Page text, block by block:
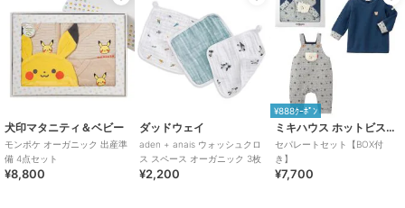
犬印マタニティ＆ベビー
モンポケ オーガニック 出産準
備 4点セット
¥8,800
ダッドウェイ
aden + anais ウォッシュクロ
ス スペース オーガニック 3枚
¥2,200
¥888ｸｰﾎﾟﾝ
ミキハウス ホットビスケッツ
セパレートセット【BOX付
き】
¥7,700